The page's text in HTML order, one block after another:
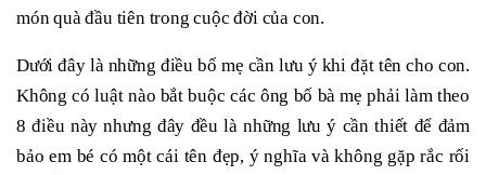
món quà đầu tiên trong cuộc đời của con.
Dưới đây là những điều bố mẹ cần lưu ý khi đặt tên cho con.
Không có luật nào bắt buộc các ông bố bà mẹ phải làm theo
8 điều này nhưng đây đều là những lưu ý cần thiết để đảm
bảo em bé có một cái tên đẹp, ý nghĩa và không gặp rắc rối